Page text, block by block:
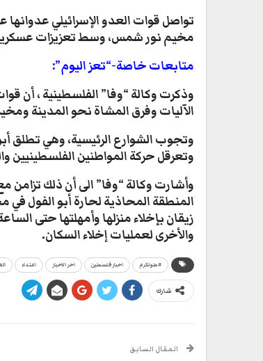
مخيم نور شمس، وسط تعزيزات
متابعات خاصة-“تعز اليوم”:
وذكرت وكالة “وفا” الفلسطينية ، أن
الآليات وفرق المشاة نحو المدينة
وتجوب الشوارع الرئيسية، وهي تطلق
وتعرقل حركة المواطنين الفلسطينيين
وأشارت وكالة “وفا” الى أن ذلك
المنطقة المحاذية لحارة أبو الفول في
زيقان بإخلاء منزلها وأمهلتها حتى
والأخرى لعمليات إخلاء السكان.
#طولكرم اخبار فلسطين اخر الاخبار اعتداء
شارك
المقال السابق